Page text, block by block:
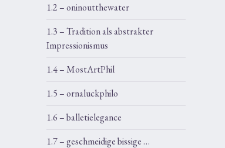
1.2 – oninoutthewater
1.3 – Tradition als abstrakter
Impressionismus
1.4 – MostArtPhil
1.5 – ornaluckphilo
1.6 – balletielegance
1.7 – geschmeidige bissige …